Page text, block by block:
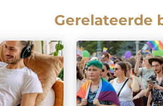
Gerelateerde